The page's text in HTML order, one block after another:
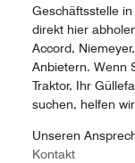
Geschäftsstelle
direkt hier
Accord,
Anbietern. Wenn
Traktor, Ihr
suchen, helfen
Unseren
Kontakt